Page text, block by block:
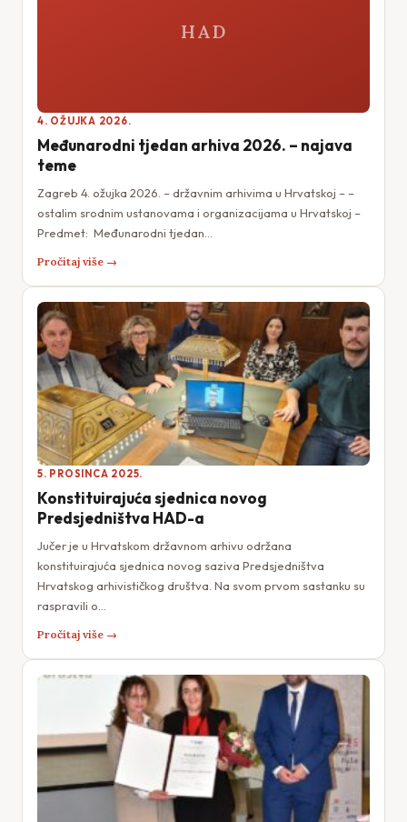
HAD
4. OŽUJKA 2026.
Međunarodni tjedan arhiva 2026. – najava
teme
Zagreb 4. ožujka 2026. – državnim arhivima u Hrvatskoj – –
ostalim srodnim ustanovama i organizacijama u Hrvatskoj –
Predmet: Međunarodni tjedan…
Pročitaj više →
5. PROSINCA 2025.
Konstituirajuća sjednica novog
Predsjedništva HAD-a
Jučer je u Hrvatskom državnom arhivu održana
konstituirajuća sjednica novog saziva Predsjedništva
Hrvatskog arhivističkog društva. Na svom prvom sastanku su
raspravili o…
Pročitaj više →